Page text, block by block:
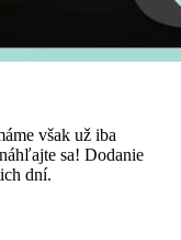
však už iba
sa! Dodanie
dní.